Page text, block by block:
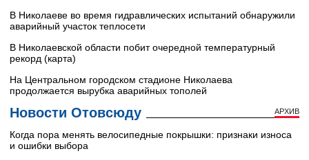
В Николаеве во время гидравлических испытаний обнаружили
аварийный участок теплосети
В Николаевской области побит очередной температурный
рекорд (карта)
На Центральном городском стадионе Николаева
продолжается вырубка аварийных тополей
Новости Отовсюду АРХИВ
Когда пора менять велосипедные покрышки: признаки износа
и ошибки выбора